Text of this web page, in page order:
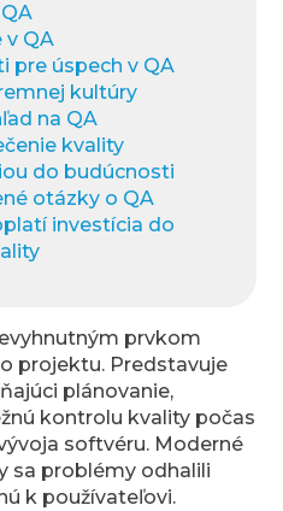
v QA
pre úspech v QA
kultúry
na QA
kvality
do budúcnosti
otázky o QA
investícia do
prvkom
projektu. Predstavuje
plánovanie,
kontrolu kvality počas
softvéru. Moderné
sa problémy odhalili
k používateľovi.